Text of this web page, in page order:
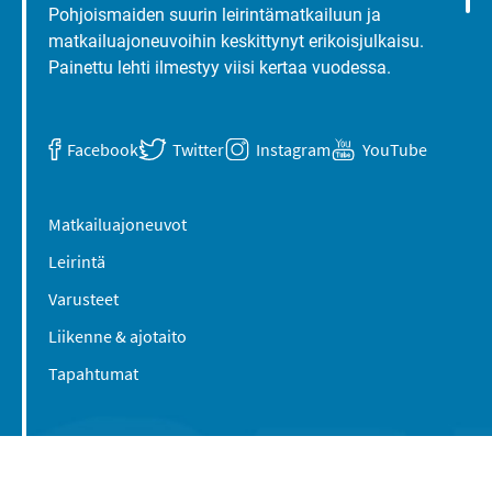
Pohjoismaiden suurin leirintämatkailuun ja
matkailuajoneuvoihin keskittynyt erikoisjulkaisu.
Painettu lehti ilmestyy viisi kertaa vuodessa.
Facebook Twitter Instagram YouTube
Matkailuajoneuvot
Leirintä
Varusteet
Liikenne & ajotaito
Tapahtumat